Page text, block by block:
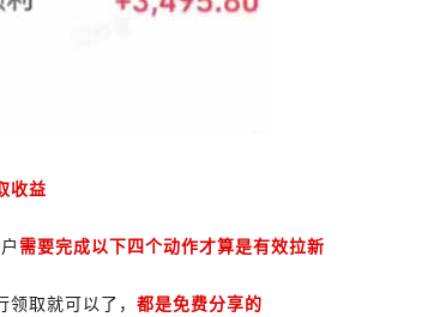
收益
需要完成以下四个动作才算是有效拉新
取就可以了， 都是免费分享的